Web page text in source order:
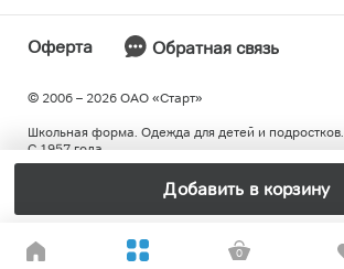
Добавить в корзину
© 2006 – 2026 ОAO «Старт»
Школьная форма. Одежда для детей и подростков.
С 1957 года.
Оферта Обратная связь
0